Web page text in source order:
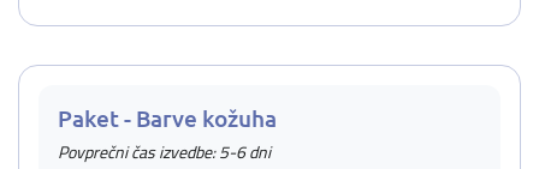
Paket - Barve kožuha
Povprečni čas izvedbe: 5-6 dni